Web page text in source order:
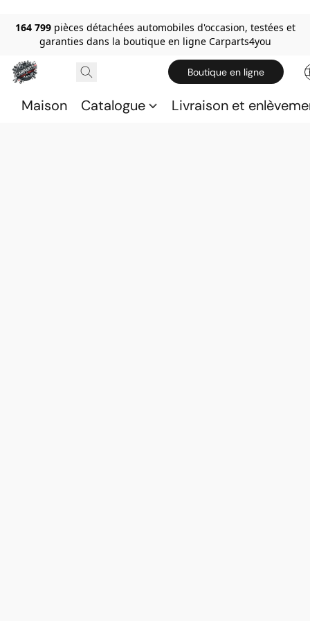
164 799 pièces détachées automobiles d'occasion, testées et
garanties dans la boutique en ligne Carparts4you
Boutique en ligne
Maison Catalogue Livraison et